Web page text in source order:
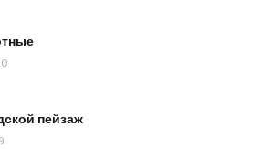
пейзаж